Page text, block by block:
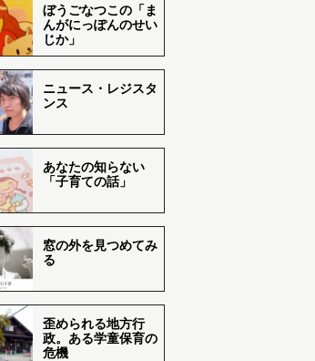
ぼうごなつこの「ま
んがにっぽんのせい
じか」
ニュース・レジスタ
ンス
あなたの知らない
「子育ての話」
窓の外を見つめてみ
る
歪められる地方行
政。ある学童保育の
危機